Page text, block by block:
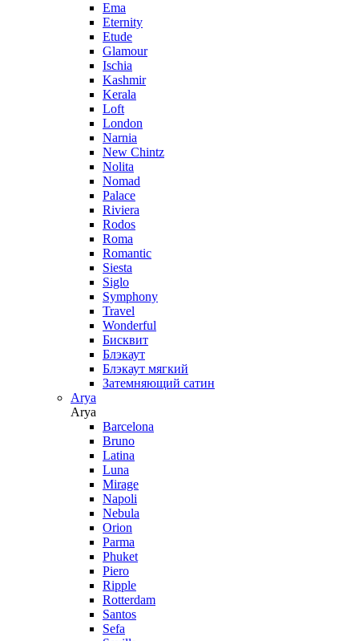
Ema
Eternity
Etude
Glamour
Ischia
Kashmir
Kerala
Loft
London
Narnia
New Chintz
Nolita
Nomad
Palace
Riviera
Rodos
Roma
Romantic
Siesta
Siglo
Symphony
Travel
Wonderful
Бисквит
Блэкаут
Блэкаут мягкий
Затемняющий сатин
Arya
Arya
Barcelona
Bruno
Latina
Luna
Mirage
Napoli
Nebula
Orion
Parma
Phuket
Piero
Ripple
Rotterdam
Santos
Sefa